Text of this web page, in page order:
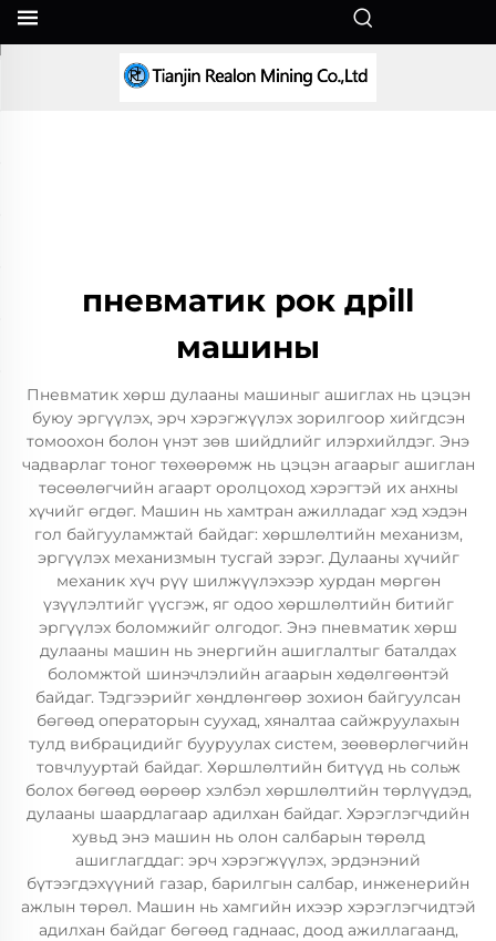
пневматик рок дрill
машины
Пневматик хөрш дулааны машиныг ашиглах нь цэцэн
буюу эргүүлэх, эрч хэрэгжүүлэх зорилгоор хийгдсэн
томоохон болон үнэт зөв шийдлийг илэрхийлдэг. Энэ
чадварлаг тоног төхөөрөмж нь цэцэн агаарыг ашиглан
төсөөлөгчийн агаарт оролцоход хэрэгтэй их анхны
хүчийг өгдөг. Машин нь хамтран ажилладаг хэд хэдэн
гол байгууламжтай байдаг: хөршлөлтийн механизм,
эргүүлэх механизмын тусгай зэрэг. Дулааны хүчийг
механик хүч рүү шилжүүлэхээр хурдан мөргөн
үзүүлэлтийг үүсгэж, яг одоо хөршлөлтийн битийг
эргүүлэх боломжийг олгодог. Энэ пневматик хөрш
дулааны машин нь энергийн ашиглалтыг баталдах
боломжтой шинэчлэлийн агаарын хөдөлгөөнтэй
байдаг. Тэдгээрийг хөндлөнгөөр зохион байгуулсан
бөгөөд операторын суухад, хяналтаа сайжруулахын
тулд вибрацидийг бууруулах систем, зөөвөрлөгчийн
товчлууртай байдаг. Хөршлөлтийн битүүд нь сольж
болох бөгөөд өөрөөр хэлбэл хөршлөлтийн төрлүүдэд,
дулааны шаардлагаар адилхан байдаг. Хэрэглэгчдийн
хувьд энэ машин нь олон салбарын төрөлд
ашиглагддаг: эрч хэрэгжүүлэх, эрдэнэний
бүтээгдэхүүний газар, барилгын салбар, инженерийн
ажлын төрөл. Машин нь хамгийн ихээр хэрэглэгчидтэй
адилхан байдаг бөгөөд гаднаас, доод ажиллагаанд,